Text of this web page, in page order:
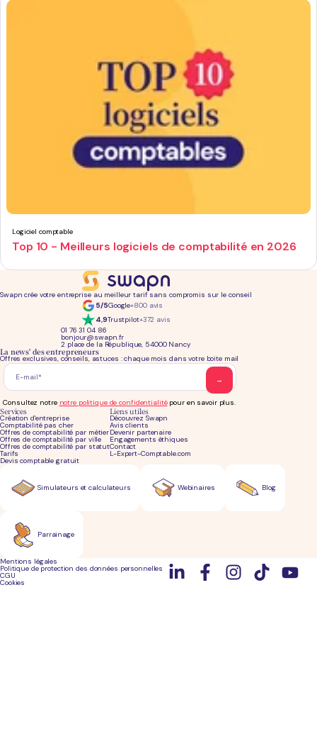
Logiciel comptable
Top 10 - Meilleurs logiciels de comptabilité en 2026
Swapn crée votre entreprise au meilleur tarif sans compromis sur le conseil
5/5Google+800 avis
4,9Trustpilot+372 avis
01 76 31 04 86
bonjour@swapn.fr
2 place de la République, 54000 Nancy
Services
Création d'entreprise
Comptabilité pas cher
Offres de comptabilité par métier
Offres de comptabilité par ville
Offres de comptabilité par statut
Tarifs
Devis comptable gratuit
Liens utiles
Découvrez Swapn
Avis clients
Devenir partenaire
Engagements éthiques
Contact
L-Expert-Comptable.com
La news' des entrepreneurs
Offres exclusives, conseils, astuces : chaque mois dans votre boite mail
Consultez notre notre politique de confidentialitépour en savoir plus.
Simulateurs et calculateurs Blog
Parrainage
Webinaires
Mentions légales
Politique de protection des données personnelles
CGU
Cookies